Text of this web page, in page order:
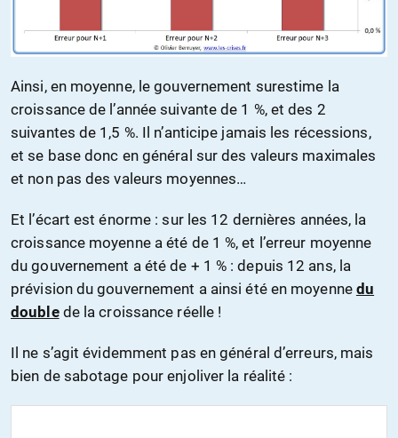
Ainsi, en moyenne, le gouvernement surestime la
croissance de l’année suivante de 1 %, et des 2
suivantes de 1,5 %. Il n’anticipe jamais les récessions,
et se base donc en général sur des valeurs maximales
et non pas des valeurs moyennes…
Et l’écart est énorme : sur les 12 dernières années, la
croissance moyenne a été de 1 %, et l’erreur moyenne
du gouvernement a été de + 1 % : depuis 12 ans, la
prévision du gouvernement a ainsi été en moyenne du
doublede la croissance réelle !
Il ne s’agit évidemment pas en général d’erreurs, mais
bien de sabotage pour enjoliver la réalité :